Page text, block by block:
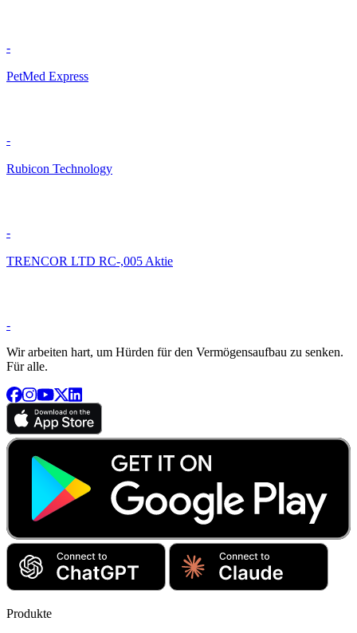
-
PetMed Express
-
Rubicon Technology
-
TRENCOR LTD RC-,005 Aktie
-
Wir arbeiten hart, um Hürden für den Vermögensaufbau zu senken.
Für alle.
Produkte